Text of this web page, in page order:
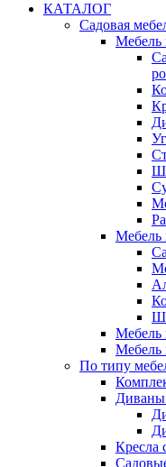
КАТАЛОГ
Садовая
Мебель
Мебель
Мебель
Мебель
По типу
Диваны
Кресла